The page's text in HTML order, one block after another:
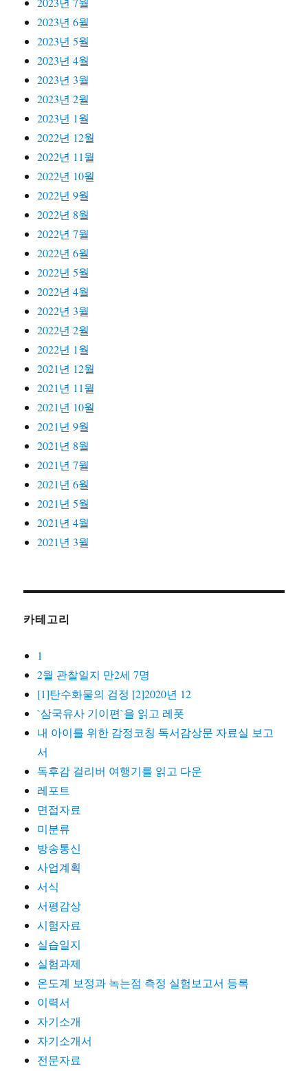
2023년 6월
2023년 5월
2023년 4월
2023년 3월
2023년 2월
2023년 1월
2022년 12월
2022년 11월
2022년 10월
2022년 9월
2022년 8월
2022년 7월
2022년 6월
2022년 5월
2022년 4월
2022년 3월
2022년 2월
2022년 1월
2021년 12월
2021년 11월
2021년 10월
2021년 9월
2021년 8월
2021년 7월
2021년 6월
2021년 5월
2021년 4월
2021년 3월
카테고리
1
2월 관찰일지 만2세 7명
[1]탄수화물의 검정 [2]2020년 12
`삼국유사 기이편`을 읽고 레폿
내 아이를 위한 감정코칭 독서감상문 자료실 보고
서
독후감 걸리버 여행기를 읽고 다운
레포트
면접자료
미분류
방송통신
사업계획
서식
서평감상
시험자료
실습일지
실험과제
온도계 보정과 녹는점 측정 실험보고서 등록
이력서
자기소개
자기소개서
전문자료